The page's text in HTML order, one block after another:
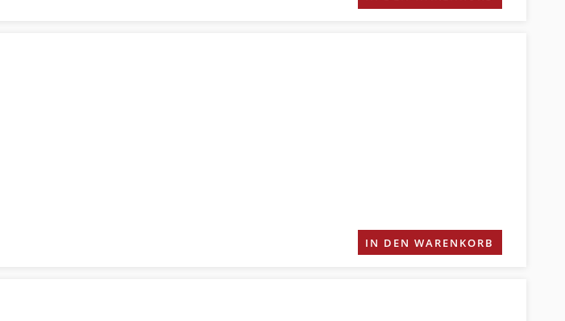
IN DEN WARENKORB